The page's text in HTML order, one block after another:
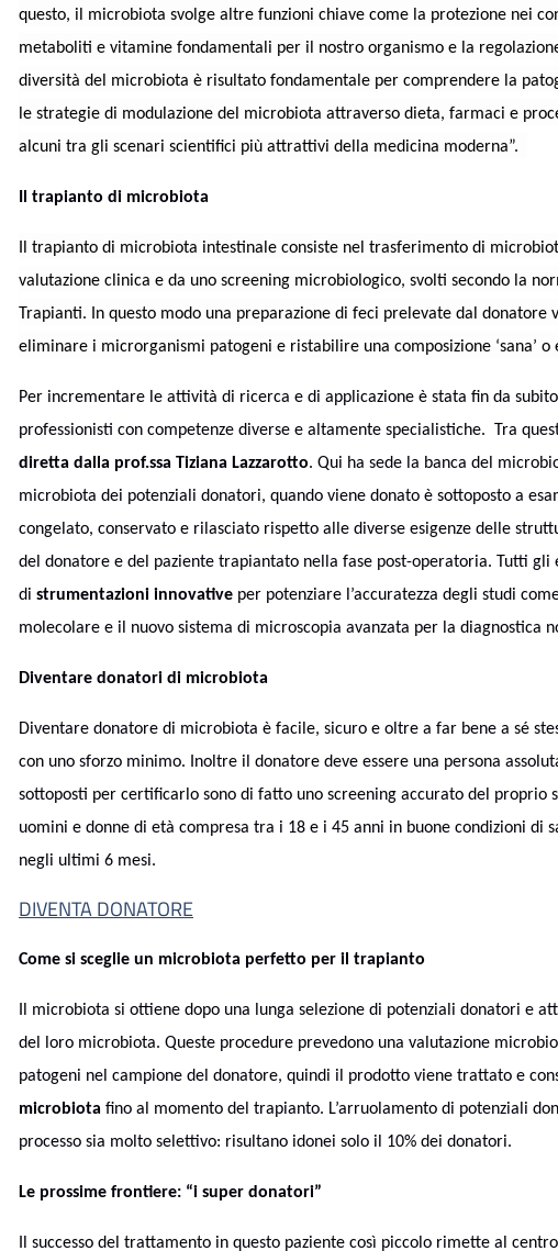
questo, il microbiota svolge altre funzioni chiave come la protezione nei
metaboliti e vitamine fondamentali per il nostro organismo e la
diversità del microbiota è risultato fondamentale per comprendere la
le strategie di modulazione del microbiota attraverso dieta, farmaci e
alcuni tra gli scenari scientifici più attrattivi della medicina moderna”.
Il trapianto di microbiota
Il trapianto di microbiota intestinale consiste nel trasferimento di
valutazione clinica e da uno screening microbiologico, svolti secondo la
Trapianti.
In questo modo una preparazione di feci prelevate dal donatore
eliminare i microrganismi patogeni e ristabilire una composizione ‘sana’ o
Per incrementare le attività di ricerca e di applicazione è stata fin da
professionisti con competenze diverse e altamente specialistiche. Tra
diretta dalla prof.ssa Tiziana Lazzarotto. Qui ha sede la banca del
microbiota dei potenziali donatori, quando viene donato è sottoposto a
congelato, conservato e rilasciato rispetto alle diverse esigenze delle
del donatore e del paziente trapiantato nella fase post-operatoria. Tutti gli
di strumentazioni innovative per potenziare l’accuratezza degli studi
molecolare e il nuovo sistema di microscopia avanzata per la diagnostica
Diventare donatori di microbiota
Diventare donatore di microbiota è facile, sicuro e oltre a far bene a sé
con uno sforzo minimo. Inoltre il donatore deve essere una persona
sottoposti per certificarlo sono di fatto uno screening accurato del proprio
uomini e donne di età compresa tra i 18 e i 45 anni in buone condizioni di
negli ultimi 6 mesi.
DIVENTA DONATORE
Come si sceglie un microbiota perfetto per il trapianto
Il microbiota si ottiene dopo una lunga selezione di potenziali donatori e
del loro microbiota. Queste procedure prevedono una valutazione
patogeni nel campione del donatore, quindi il prodotto viene trattato e
microbiota fino al momento del trapianto. L’arruolamento di potenziali
processo sia molto selettivo: risultano idonei solo il 10% dei donatori.
Le prossime frontiere: “i super donatori”
Il successo del trattamento in questo paziente così piccolo rimette al